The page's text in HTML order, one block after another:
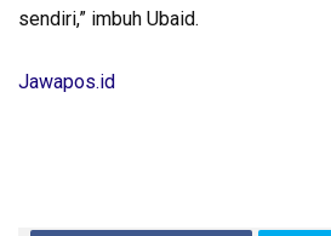
sendiri,” imbuh Ubaid.
Jawapos.id